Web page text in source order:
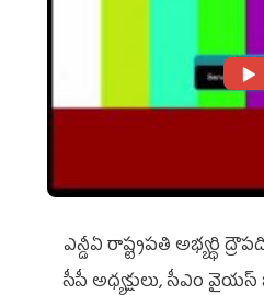
ఎన్డీఏ రాష్ట్ర‌ప‌తి అభ్య‌ర్థి
సీపీ అధ్య‌క్షులు, సీఎం